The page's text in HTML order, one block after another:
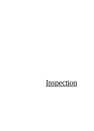
Inspection